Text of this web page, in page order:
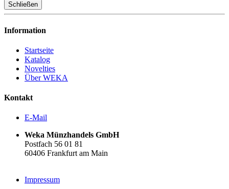
Schließen
Information
Startseite
Katalog
Novelties
Über WEKA
Kontakt
E-Mail
Weka Münzhandels GmbH
Postfach 56 01 81
60406 Frankfurt am Main
Impressum